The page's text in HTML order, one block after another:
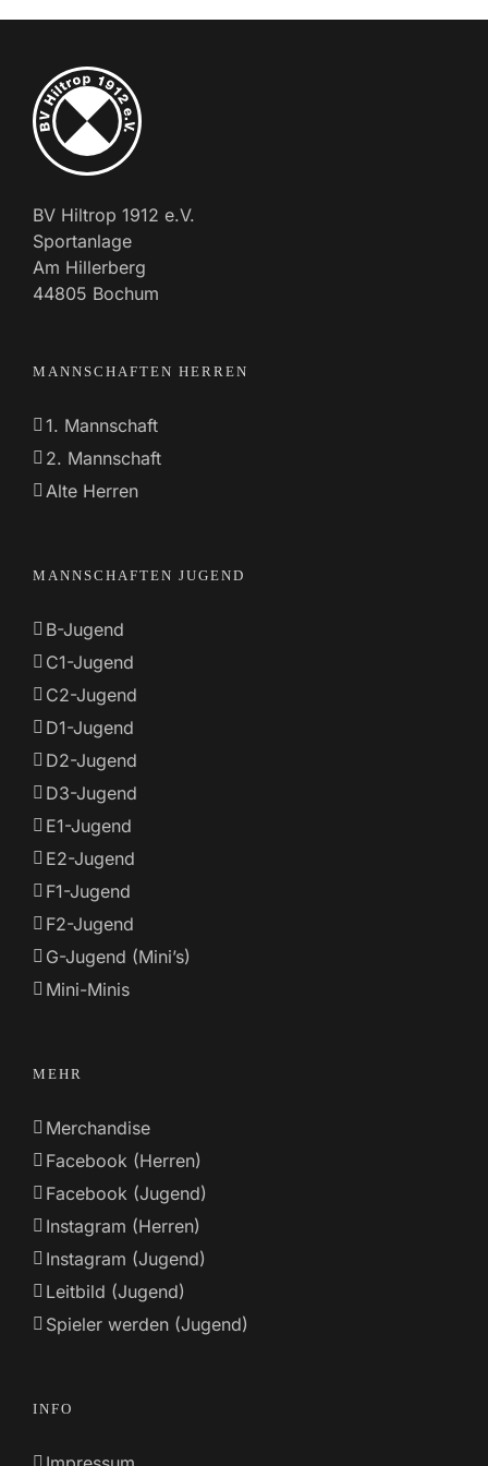
BV Hiltrop 1912 e.V.
Sportanlage
Am Hillerberg
44805 Bochum
MANNSCHAFTEN HERREN
1. Mannschaft
2. Mannschaft
Alte Herren
MANNSCHAFTEN JUGEND
B-Jugend
C1-Jugend
C2-Jugend
D1-Jugend
D2-Jugend
D3-Jugend
E1-Jugend
E2-Jugend
F1-Jugend
F2-Jugend
G-Jugend (Mini’s)
Mini-Minis
MEHR
Merchandise
Facebook (Herren)
Facebook (Jugend)
Instagram (Herren)
Instagram (Jugend)
Leitbild (Jugend)
Spieler werden (Jugend)
INFO